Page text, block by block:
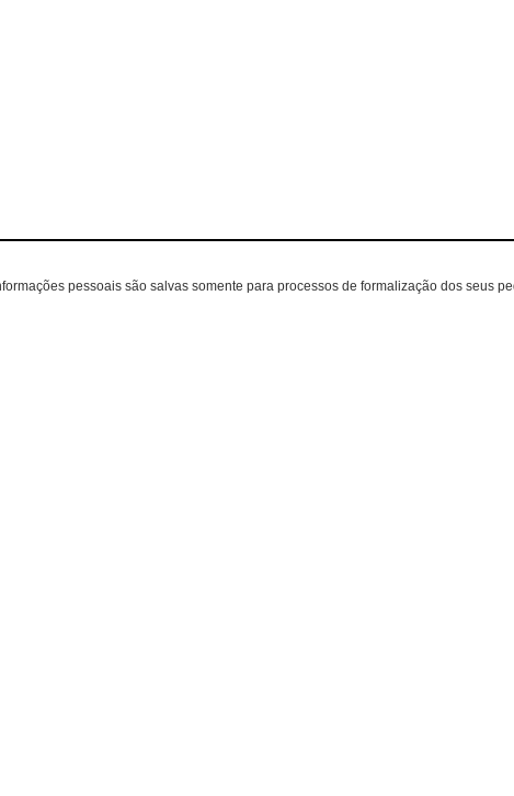
pessoais são salvas somente para processos de formalização dos seus